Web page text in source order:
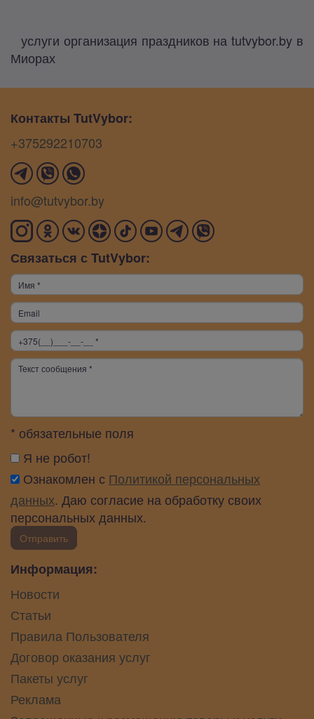
услуги организация праздников на tutvybor.by в
Миорах
Контакты TutVybor:
+375292210703
info@tutvybor.by
Связаться с TutVybor:
* обязательные поля
Я не робот!
Ознакомлен с Политикой персональных
данных. Даю согласие на обработку своих
персональных данных.
Отправить
Информация:
Новости
Статьи
Правила Пользователя
Договор оказания услуг
Пакеты услуг
Реклама